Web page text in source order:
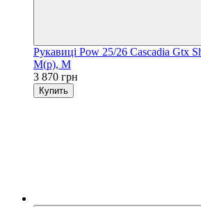
Рукавиці Pow 25/26 Cascadia Gtx
M(р), M
3 870 грн
Купить